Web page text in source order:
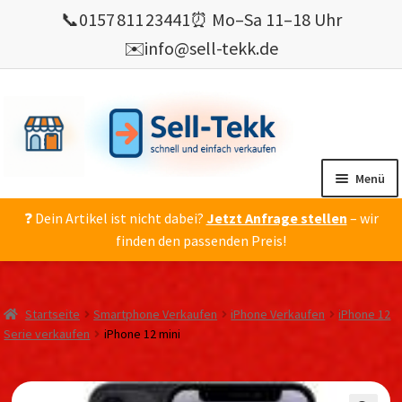
📞0157 811 23441⏰ Mo–Sa 11–18 Uhr
✉️info@sell-tekk.de
springen
springen
Menü
Mein Konto
Gebrauchte Elektronik verkaufen
Wie’s geht ?
❓ Dein Artikel ist nicht dabei? Jetzt Anfrage stellen – wir
finden den passenden Preis!
Startseite Smartphone Verkaufen iPhone Verkaufen
iPhone 12
Serie verkaufen
iPhone 12 mini